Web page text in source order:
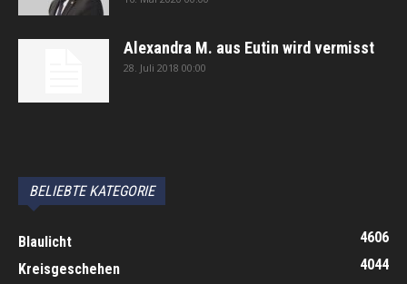
Alexandra M. aus Eutin wird vermisst
28. Juli 2018 00:00
BELIEBTE KATEGORIE
Blaulicht
4606
Kreisgeschehen
4044